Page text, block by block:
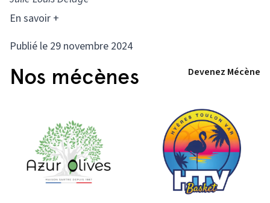
En savoir +
Publié le 29 novembre 2024
Nos mécènes Devenez Mécène